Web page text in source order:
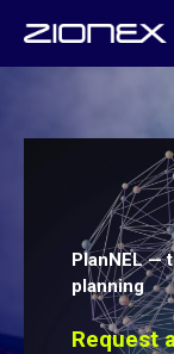
PlanNEL —
planning
Request